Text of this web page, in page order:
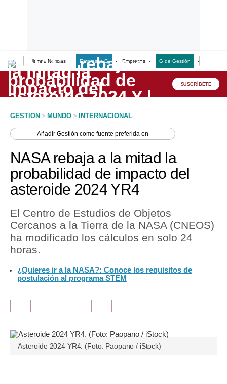
Últimas Noticias Empresas G Empresas G de Gestión
Lo último
Peru Quiosco
Economía
Mercados
Política
Tu Dinero
Finanzas Personales
Editorial
SUSCRÍBETE
GESTION > MUNDO > INTERNACIONAL
AñadirGestión como fuente preferida en
NASA rebaja a la mitad la
probabilidad de impacto del
asteroide 2024 YR4
El Centro de Estudios de Objetos
Cercanos a la Tierra de la NASA (CNEOS)
ha modificado los cálculos en solo 24
horas.
¿Quieres ir a la NASA?: Conoce los requisitos de
postulación al programa STEM
Asteroide 2024 YR4. (Foto: Paopano / iStock)